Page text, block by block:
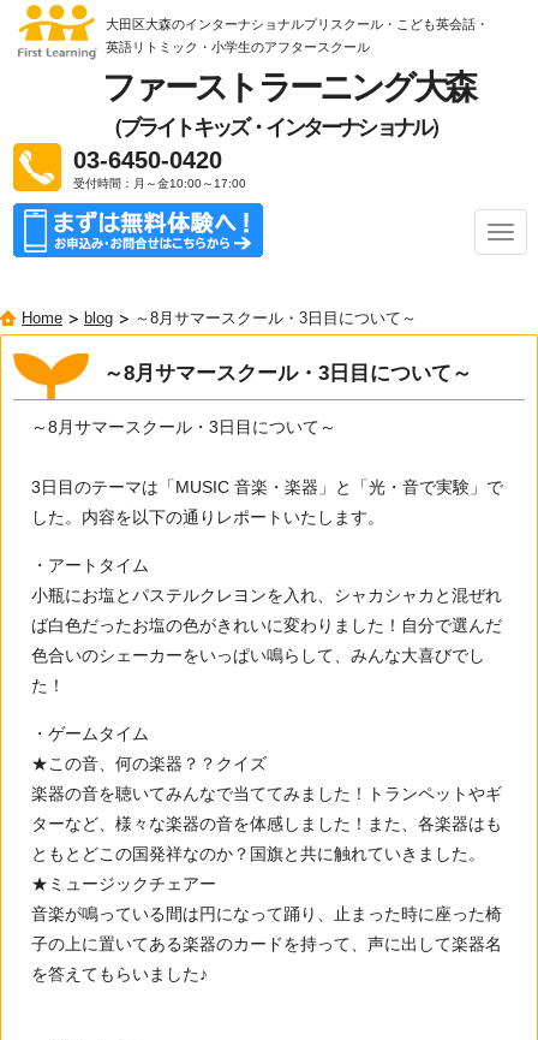
大田区大森のインターナショナルプリスクール・こども英会話・
英語リトミック ・小学生のアフタースクール
ファーストラーニング大森
（ブライトキッズ・インターナショナル）
03-6450-0420
受付時間：月～金10:00～17:00
ナ
ビ
Home blog ～8月サマースクール・3日目について～
～8月サマースクール・3日目について～
～8月サマースクール・3日目について～
3日目のテーマは「MUSIC 音楽・楽器」と「光・音で実験」で
した。内容を以下の通りレポートいたします。
・アートタイム
小瓶にお塩とパステルクレヨンを入れ、シャカシャカと混ぜれ
ば白色だったお塩の色がきれいに変わりました！自分で選んだ
色合いのシェーカーをいっぱい鳴らして、みんな大喜びでし
た！
・ゲームタイム
★この音、何の楽器？？クイズ
楽器の音を聴いてみんなで当ててみました！トランペットやギ
ターなど、様々な楽器の音を体感しました！また、各楽器はも
ともとどこの国発祥なのか？国旗と共に触れていきました。
★ミュージックチェアー
音楽が鳴っている間は円になって踊り、止まった時に座った椅
子の上に置いてある楽器のカードを持って、声に出して楽器名
を答えてもらいました♪